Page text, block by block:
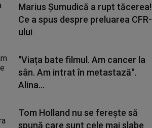
Marius Șumudică a rupt tăcerea!
Ce a spus despre preluarea CFR-
ului
"Viața bate filmul. Am cancer la
sân. Am intrat în metastază".
Alina...
Tom Holland nu se ferește să
spună care sunt cele mai slabe